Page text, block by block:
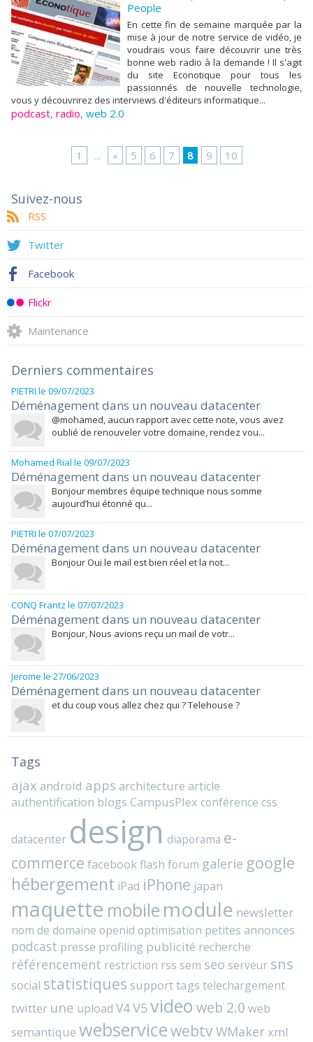
People
En cette fin de semaine marquée par la
mise à jour de notre service de vidéo, je
voudrais vous faire découvrir une très
bonne web radio à la demande ! Il s'agit
du site Econotique pour tous les
passionnés de nouvelle technologie,
vous y découvrirez des interviews d'éditeurs informatique...
podcast, radio, web 2.0
1 ... « 5 6 7 8 9 10
Suivez-nous
RSS
Twitter
Facebook
Flickr
Maintenance
Derniers commentaires
PIETRI le 09/07/2023
Déménagement dans un nouveau datacenter
@mohamed, aucun rapport avec cette note, vous avez
oublié de renouveler votre domaine, rendez vou...
Mohamed Rial le 09/07/2023
Déménagement dans un nouveau datacenter
Bonjour membres équipe technique nous somme
aujourd’hui étonné qu...
PIETRI le 07/07/2023
Déménagement dans un nouveau datacenter
Bonjour Oui le mail est bien réel et la not...
CONQ Frantz le 07/07/2023
Déménagement dans un nouveau datacenter
Bonjour, Nous avions reçu un mail de votr...
Jerome le 27/06/2023
Déménagement dans un nouveau datacenter
et du coup vous allez chez qui ? Telehouse ?
Tags
ajax android apps architecture article
authentification blogs CampusPlex conférence css
datacenter design diaporama e-
commerce facebookflash forum galerie google
hébergement iPad iPhone japan
maquette mobile module newsletter
nom de domaine openid optimisation petites annonces
podcast presse profiling publicité recherche
référencement restriction rss sem seo serveur sns
social statistiques supporttags telechargement
twitter une upload V4V5video web 2.0 web
semantique webservicewebtvWMakerxml